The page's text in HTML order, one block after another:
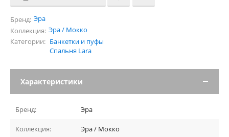
Бренд: Эра
Коллекция: Эра / Мокко
Категории: Банкетки и пуфы
Спальня Lara
Характеристики
Бренд: Эра
Коллекция: Эра / Мокко